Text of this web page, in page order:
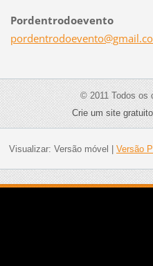
Pordentrodoevento
pordentrodoevento@gmail.
© 2011 Todos os
Crie um site gratuito
Visualizar: Versão móvel Versão